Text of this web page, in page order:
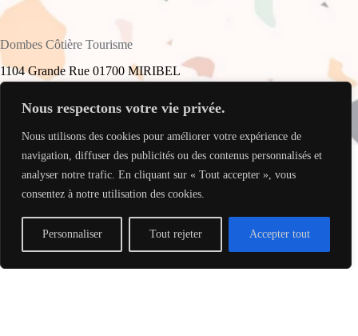
Nous respectons votre vie privée.
Nous utilisons des cookies pour améliorer votre expérience de
navigation, diffuser des publicités ou des contenus personnalisés et
analyser notre trafic. En cliquant sur « Tout accepter », vous
consentez à notre utilisation des cookies.
Personnaliser Tout rejeter Accepter tout
Dombes Côtière Tourisme
1104 Grande Rue 01700 MIRIBEL
+33(0)4 78 55 61 16
accueil@dombes-cotiere-tourisme.fr
Copyright © 2026 - Site réalisé parMy Freelance Rocks.